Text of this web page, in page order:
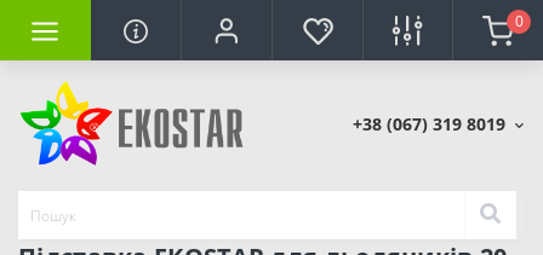
0
+38 (067) 319 8019